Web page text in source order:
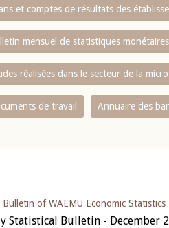
et comptes de résultats des
mensuel de statistiques
réalisées dans le secteur de la
de travail Annuaire des
of WAEMU Economic Statistics
Statistical Bulletin - December